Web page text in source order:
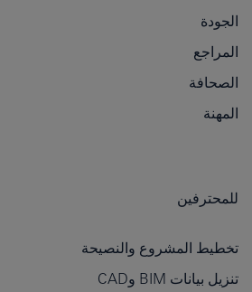
الجودة
المراجع
الصحافة
المهنة
للمحترفين
تخطيط المشروع والنصيحة
تنزيل بيانات BIM وCAD